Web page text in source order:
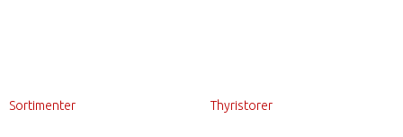
Sortimenter Thyristorer